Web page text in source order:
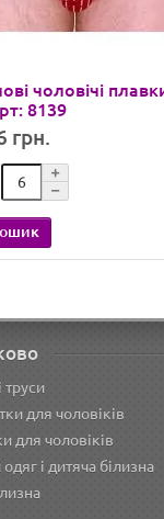
чоловічі
8139
грн.
труси
для чоловіків
для чоловіків
і дитяча білизна